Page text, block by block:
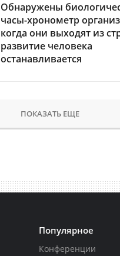
Обнаружены
часы-хронометр
когда они выходят из
развитие человека
останавливается
ПОКАЗАТЬ ЕЩЕ
Популярное
Конференции